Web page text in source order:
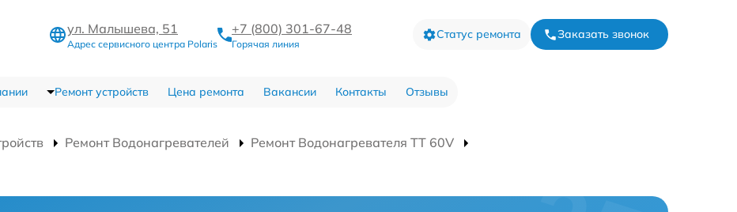
ул. Малышева, 51
Адрес сервисного центра Polaris
+7 (800) 301-67-48
Горячая линия
Статус ремонта Заказать звонок
Ремонт устройств Цена ремонта Вакансии Контакты Отзывы
Ремонт Водонагревателей
Ремонт Водонагревателя TT 60V